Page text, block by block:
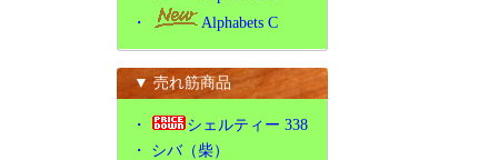
・
Alphabets C
▼ 売れ筋商品
・
シェルティー 338
・ シバ（柴）